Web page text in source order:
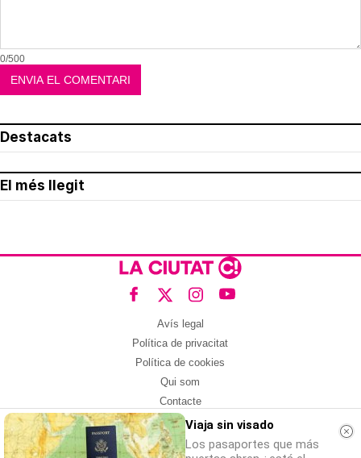
0/500
Destacats
El més llegit
Avís legal
Política de privacitat
Política de cookies
Qui som
Contacte
Xarxes socials
Amb col·laboració de:
Viaja sin visado
Los pasaportes que más